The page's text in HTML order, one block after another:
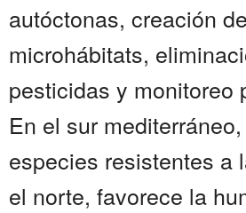
autóctonas, creación de
microhábitats,
pesticidas y monitoreo
En el sur
especies resistentes a
el norte, favorece la